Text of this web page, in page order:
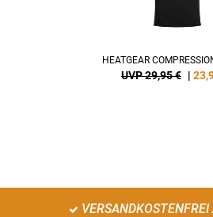
HEATGEAR
UVP 29,95 € |